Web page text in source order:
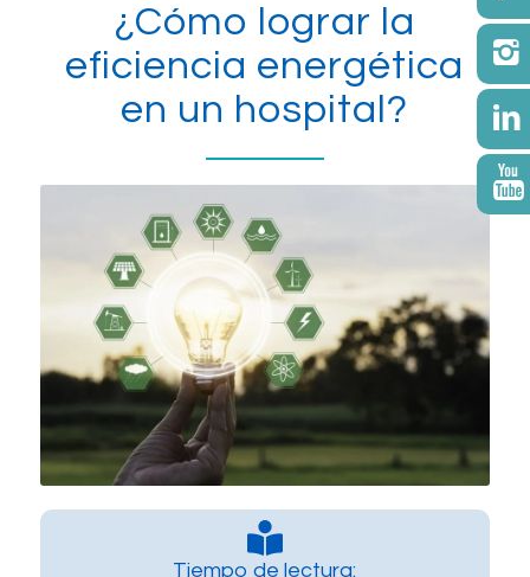
¿Cómo lograr la
eficiencia energética
en un hospital?
Tiempo de lectura: